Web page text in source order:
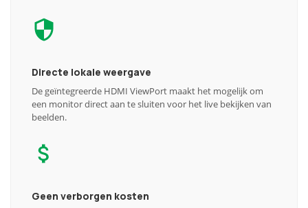
Directe lokale weergave
De geïntegreerde HDMI ViewPort maakt het mogelijk om
een monitor direct aan te sluiten voor het live bekijken van
beelden.
Geen verborgen kosten